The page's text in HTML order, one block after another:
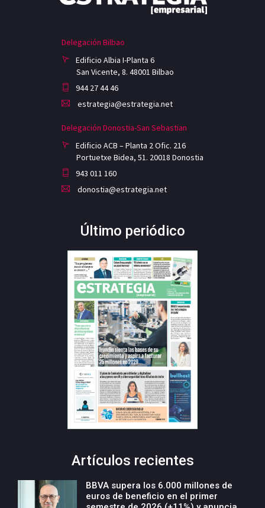
Delegación Bilbao
Edificio Albia I-Planta 6
San Vicente, 8. 48001 Bilbao
944 27 44 46
estrategia@estrategia.net
Delegación Donostia-San Sebastian
Edificio ACB – Planta 2 Ofic. 216
Portuetxe Bidea, 51. 20018 Donostia
943 011 160
donostia@estrategia.net
Último periódico
Artículos recientes
BBVA supera los 6.000 millones de
euros de beneficio en el primer